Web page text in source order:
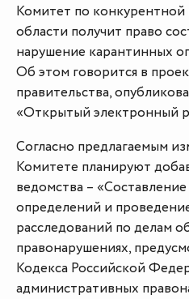
Комитет по
области получит право
нарушение карантинных
Об этом говорится в
правительства,
«Открытый электронный
Согласно предлагаемым
Комитете планируют
ведомства –
определений и
расследований по делам
правонарушениях,
Кодекса Российской
административных